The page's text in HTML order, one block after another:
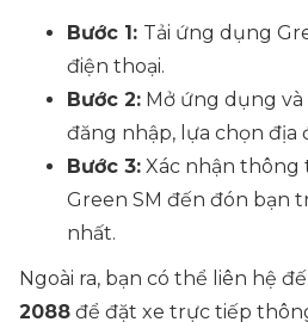
Bước 1: Tải ứng dụng
điện thoại.
Bước 2: Mở ứng dụng
đăng nhập, lựa chọn địa
Bước 3: Xác nhận thông
Green SM đến đón bạn
nhất.
Ngoài ra, bạn có thể liên hệ
2088 để đặt xe trực tiếp